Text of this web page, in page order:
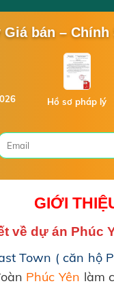
bán –
Hồ sơ pháp lý
GIỚI
về dự án Phúc
Town ( căn hộ
Phúc Yên làm